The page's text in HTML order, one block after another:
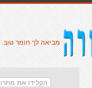
מביאה לך חומר טוב.